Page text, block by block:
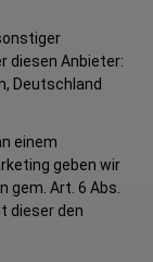
diesen Anbieter:
Deutschland
einem
geben wir
gem. Art. 6 Abs.
dieser den